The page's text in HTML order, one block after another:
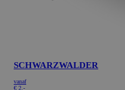
SCHWARZWALDER
vanaf
€ 2.-